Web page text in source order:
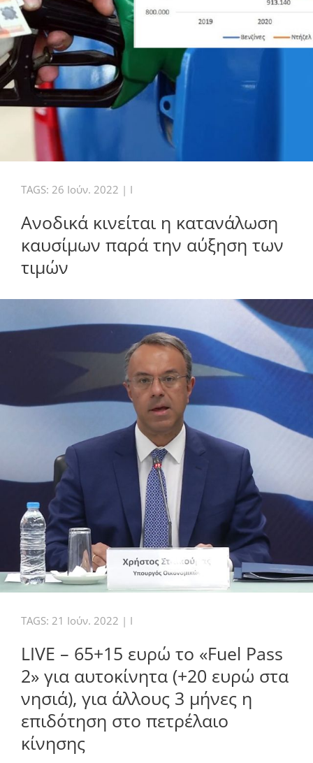
TAGS: 26 Ιούν. 2022 | I
Ανοδικά κινείται η κατανάλωση
καυσίμων παρά την αύξηση των
τιμών
TAGS: 21 Ιούν. 2022 | I
LIVE – 65+15 ευρώ το «Fuel Pass
2» για αυτοκίνητα (+20 ευρώ στα
νησιά), για άλλους 3 μήνες η
επιδότηση στο πετρέλαιο
κίνησης